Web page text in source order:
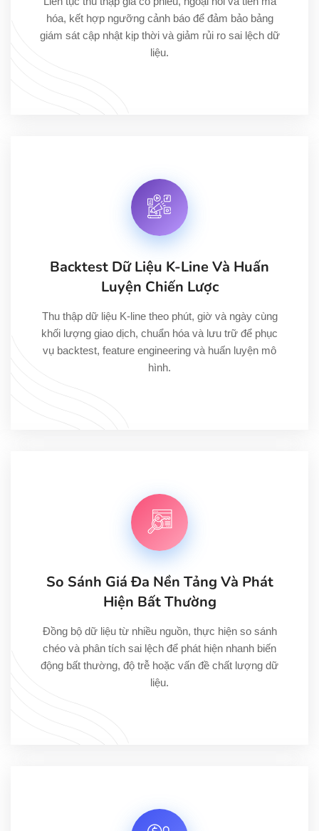
hóa, kết hợp ngưỡng cảnh báo để đảm bảo bảng
giám sát cập nhật kịp thời và giảm rủi ro sai lệch dữ
liệu.
Backtest Dữ Liệu K-Line Và Huấn
Luyện Chiến Lược
Thu thập dữ liệu K-line theo phút, giờ và ngày cùng
khối lượng giao dịch, chuẩn hóa và lưu trữ để phục
vụ backtest, feature engineering và huấn luyện mô
hình.
So Sánh Giá Đa Nền Tảng Và Phát
Hiện Bất Thường
Đồng bộ dữ liệu từ nhiều nguồn, thực hiện so sánh
chéo và phân tích sai lệch để phát hiện nhanh biến
động bất thường, độ trễ hoặc vấn đề chất lượng dữ
liệu.